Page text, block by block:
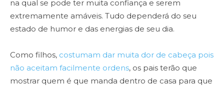
na qual se pode ter muita confiança e serem
extremamente amáveis. Tudo dependerá do seu
estado de humor e das energias de seu dia.
Como filhos, costumam dar muita dor de cabeça pois
não aceitam facilmente ordens, os pais terão que
mostrar quem é que manda dentro de casa para que